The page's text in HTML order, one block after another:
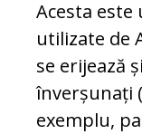
Acesta
utilizate de
se erijează
înverșunați
exemplu,